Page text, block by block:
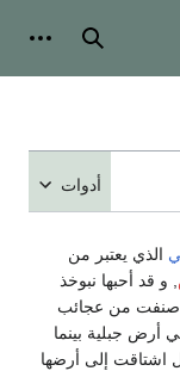
بحث
أدوات
الذي يعتبر من
, و قد أحبها نبوخذ
صنفت من عجائب
أرض جبلية بينما
اشتاقت إلى أرضها